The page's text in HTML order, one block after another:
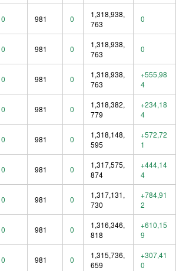
0 981 0
1,318,938,
763
0
0 981 0
1,318,938,
763
0
0 981 0
1,318,938,
763
+555,98
4
0 981 0
1,318,382,
779
+234,18
4
0 981 0
1,318,148,
595
+572,72
1
0 981 0
1,317,575,
874
+444,14
4
0 981 0
1,317,131,
730
+784,91
2
0 981 0
1,316,346,
818
+610,15
9
0 981 0
1,315,736,
659
+307,41
0